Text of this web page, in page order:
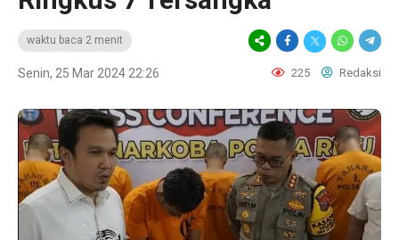
waktu baca 2 menit
Senin, 25 Mar 2024 22:26 225 Redaksi